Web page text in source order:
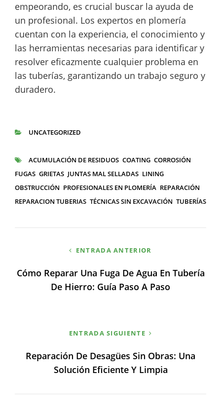
empeorando, es crucial buscar la ayuda de
un profesional. Los expertos en plomería
cuentan con la experiencia, el conocimiento y
las herramientas necesarias para identificar y
resolver eficazmente cualquier problema en
las tuberías, garantizando un trabajo seguro y
duradero.
UNCATEGORIZED
ETIQUETAS
ACUMULACIÓN DE RESIDUOS COATING CORROSIÓN
FUGAS GRIETAS JUNTAS MAL SELLADAS LINING
OBSTRUCCIÓN PROFESIONALES EN PLOMERÍA REPARACIÓN
REPARACION TUBERIAS TÉCNICAS SIN EXCAVACIÓN TUBERÍAS
entradas
ENTRADA ANTERIOR
Cómo Reparar Una Fuga De Agua En Tubería
De Hierro: Guía Paso A Paso
ENTRADA SIGUIENTE
Reparación De Desagües Sin Obras: Una
Solución Eficiente Y Limpia